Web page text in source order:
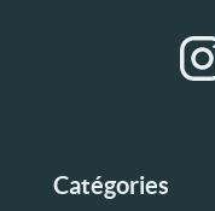
Catégories